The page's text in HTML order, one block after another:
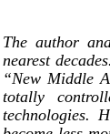
The author
nearest
“New Middle
totally
technologies.